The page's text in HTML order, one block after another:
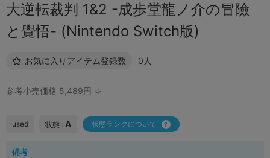
大逆転裁判 1&2 -成歩堂龍ノ介の冒險
と覺悟- (Nintendo Switch版)
お気に入りアイテム登録数 0人
参考小売価格 5,489円 ↓
used 状態 : A 状態ランクについて
備考